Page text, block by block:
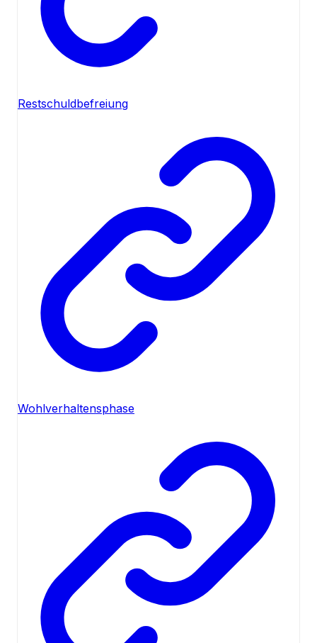
Restschuldbefreiung
Wohlverhaltensphase